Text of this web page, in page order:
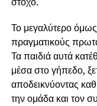
Το μεγαλύτερο
πραγματικούς
Τα παιδιά αυτά
μέσα στο γήπεδο,
αποδεικνύοντας
την ομάδα και τον